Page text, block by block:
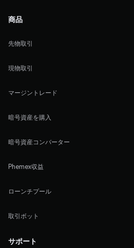
商品
先物取引
現物取引
マージントレード
暗号資産を購入
暗号資産コンバーター
Phemex収益
ローンチプール
取引ボット
サポート